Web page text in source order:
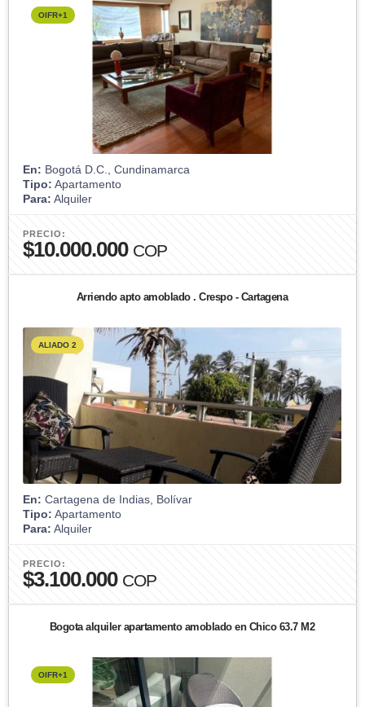
OIFR+1
En: Bogotá D.C., Cundinamarca
Tipo: Apartamento
Para: Alquiler
PRECIO:
$10.000.000 COP
Arriendo apto amoblado . Crespo - Cartagena
ALIADO 2
En: Cartagena de Indias, Bolívar
Tipo: Apartamento
Para: Alquiler
PRECIO:
$3.100.000 COP
Bogota alquiler apartamento amoblado en Chico 63.7 M2
OIFR+1